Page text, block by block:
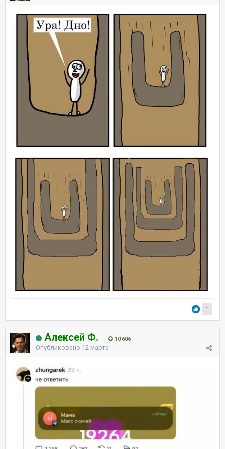
1
Алексей Ф. 10 606
Опубликовано 12 марта